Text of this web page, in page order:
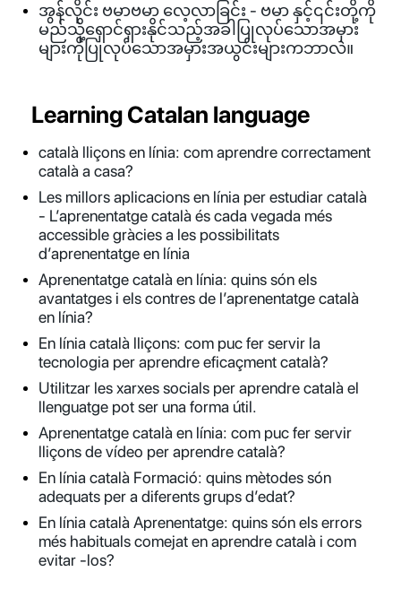
အွန်လိုင်း ဗမာဗမာ လေ့လာခြင်း - ဗမာ နှင့်၎င်းတို့ကို
မည်သို့ရှောင်ရှားနိုင်သည့်အခါပြုလုပ်သောအမှား
များကိုပြုလုပ်သောအမှားအယွင်းများကဘာလဲ။
Learning Catalan language
català lliçons en línia: com aprendre correctament
català a casa?
Les millors aplicacions en línia per estudiar català
- L’aprenentatge català és cada vegada més
accessible gràcies a les possibilitats
d’aprenentatge en línia
Aprenentatge català en línia: quins són els
avantatges i els contres de l’aprenentatge català
en línia?
En línia català lliçons: com puc fer servir la
tecnologia per aprendre eficaçment català?
Utilitzar les xarxes socials per aprendre català el
llenguatge pot ser una forma útil.
Aprenentatge català en línia: com puc fer servir
lliçons de vídeo per aprendre català?
En línia català Formació: quins mètodes són
adequats per a diferents grups d’edat?
En línia català Aprenentatge: quins són els errors
més habituals comejat en aprendre català i com
evitar -los?